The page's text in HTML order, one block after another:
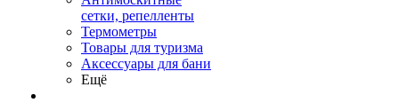
сетки, репелленты
Термометры
Товары для туризма
Аксессуары для бани
Ещё